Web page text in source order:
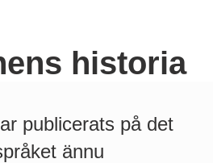
historia
publicerats på det
ännu